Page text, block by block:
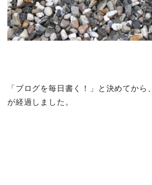
「ブログを毎日書く！」と決めてから、
が経過しました。